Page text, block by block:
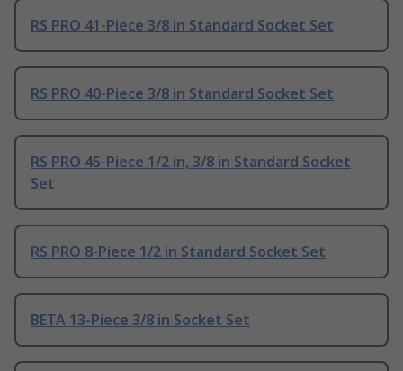
RS PRO 41-Piece 3/8 in Standard Socket Set
RS PRO 40-Piece 3/8 in Standard Socket Set
RS PRO 45-Piece 1/2 in, 3/8 in Standard Socket
Set
RS PRO 8-Piece 1/2 in Standard Socket Set
BETA 13-Piece 3/8 in Socket Set